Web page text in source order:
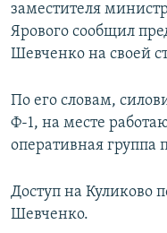
заместителя
Ярового сообщил
Шевченко на своей
По его словам,
Ф-1, на месте
оперативная группа
Доступ на Куликово
Шевченко.